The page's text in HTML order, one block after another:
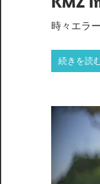
時々エラ
続きを読